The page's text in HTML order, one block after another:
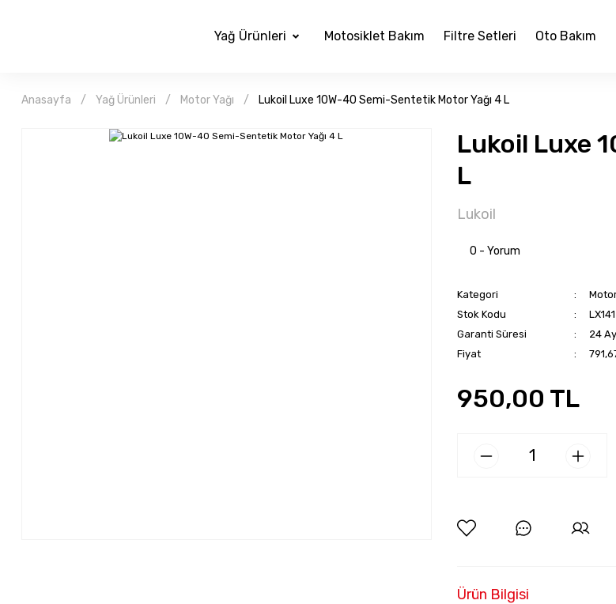
Yağ Ürünleri Motosiklet Bakım Filtre Setleri Oto Bakım
Anasayfa Yağ Ürünleri Motor Yağı Lukoil Luxe 10W-40 Semi-Sentetik Motor Yağı 4 L
Lukoil Luxe
L
Lukoil
0 - Yorum
Kategori
Stok Kodu
LX141
Garanti Süresi
24 Ay
Fiyat
950,00 TL
Ürün Bilgisi